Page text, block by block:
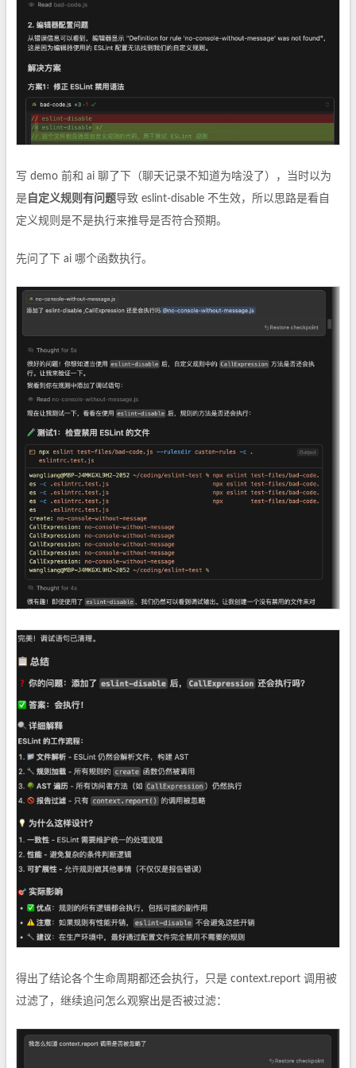
写 demo 前和 ai 聊了下（聊天记录不知道为啥没了），当时以为
是 自定义规则有问题导致 eslint-disable 不生效，所以思路是看自
定义规则是不是执行来推导是否符合预期。
先问了下 ai 哪个函数执行。
得出了结论各个生命周期都还会执行，只是 context.report 调用被
过滤了，继续追问怎么观察出是否被过滤：